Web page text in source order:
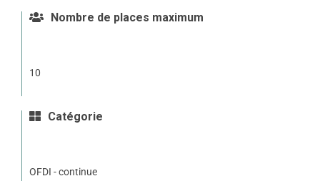
Nombre de places maximum
10
Catégorie
OFDI - continue